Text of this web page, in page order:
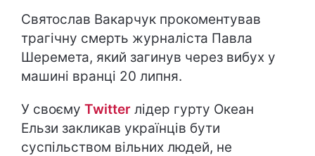
Святослав Вакарчук прокоментував
трагічну смерть журналіста Павла
Шеремета, який загинув через вибух у
машині вранці 20 липня.
У своєму Twitter лідер гурту Океан
Ельзи закликав українців бути
суспільством вільних людей, не